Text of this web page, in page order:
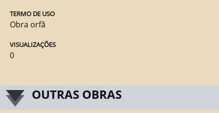
TERMO DE USO
Obra orfã
VISUALIZAÇÕES
0
OUTRAS OBRAS